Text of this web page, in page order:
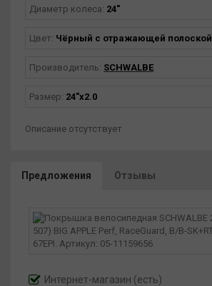
Диаметр колеса: 24"
Цвет: Чёрный с отражающей полоской
Производитель: SCHWALBE
Размер: 24"х2.0
Описание отсутствует
Предложения Отзывы
Интернет-магазин (есть)